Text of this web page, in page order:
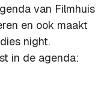
van Filmhuis
en ook maakt
night.
in de agenda: